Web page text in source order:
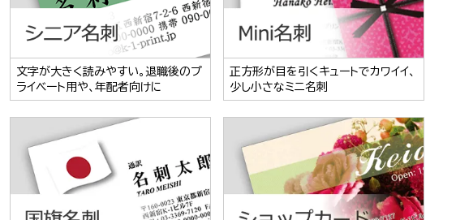
文字が大きく読みやすい。退職後のプ
ライベート用や、年配者向けに
正方形が目を引くキュートでカワイイ、
少し小さなミニ名刺